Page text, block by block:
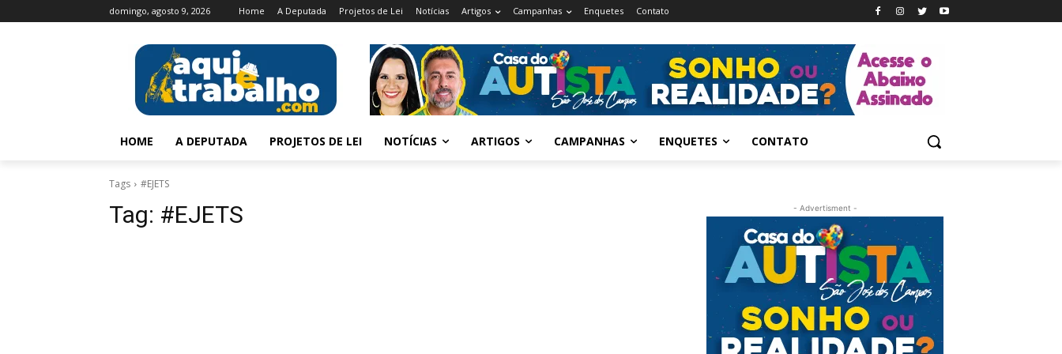
domingo, agosto 9, 2026 Home A Deputada Projetos de Lei Notícias Artigos Campanhas Enquetes Contato
HOME A DEPUTADA PROJETOS DE LEI NOTÍCIAS ARTIGOS CAMPANHAS ENQUETES CONTATO
Tags #EJETS
Tag: #EJETS - Advertisment -